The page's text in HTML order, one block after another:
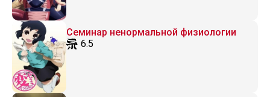
Семинар ненормальной физиологии
6.5